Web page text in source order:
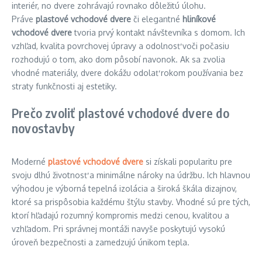
interiér, no dvere zohrávajú rovnako dôležitú úlohu.
Práve plastové vchodové dvere či elegantné hliníkové
vchodové dveretvoria prvý kontakt návštevníka s domom. Ich
vzhľad, kvalita povrchovej úpravy a odolnosť voči počasiu
rozhodujú o tom, ako dom pôsobí navonok. Ak sa zvolia
vhodné materiály, dvere dokážu odolať rokom používania bez
straty funkčnosti aj estetiky.
Prečo zvoliť plastové vchodové dvere do
novostavby
Moderné plastové vchodové dvere si získali popularitu pre
svoju dlhú životnosť a minimálne nároky na údržbu. Ich hlavnou
výhodou je výborná tepelná izolácia a široká škála dizajnov,
ktoré sa prispôsobia každému štýlu stavby. Vhodné sú pre tých,
ktorí hľadajú rozumný kompromis medzi cenou, kvalitou a
vzhľadom. Pri správnej montáži navyše poskytujú vysokú
úroveň bezpečnosti a zamedzujú únikom tepla.